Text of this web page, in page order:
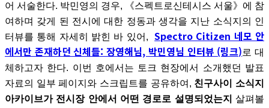
어 서술한다. 박민영의 경우, 《스펙트로신테시스 서울》에 참
여하며 갖게 된 전시에 대한 정동과 생각을 지난 소식지의 인
터뷰를 통해 자세히 밝힌 바 있어,
Spectro Citizen 네모 안
에서만 존재하던 신체들: 장영해님, 박민영님 인터뷰 (링크)로 대
체하고자 한다. 이번 호에서는 토크 현장에서 소개했던 발표
자료의 일부 페이지와 스크립트를 공유하여, 친구사이 소식지
아카이브가 전시장 안에서 어떤 경로로 설명되었는지 살펴볼